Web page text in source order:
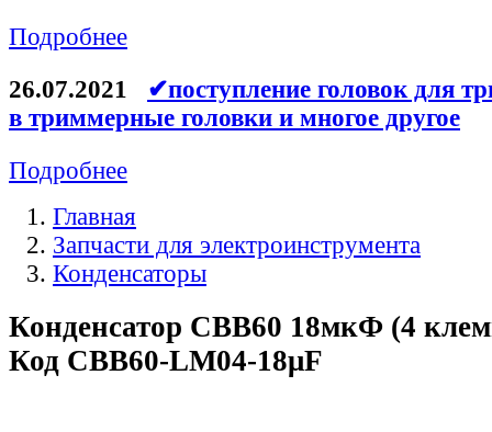
Подробнее
26.07.2021
✔поступление головок для
в триммерные головки и многое другое
Подробнее
Главная
Запчасти для электроинструмента
Конденсаторы
Конденсатор СВВ60 18мкФ (4
Код CBB60-LM04-18μF